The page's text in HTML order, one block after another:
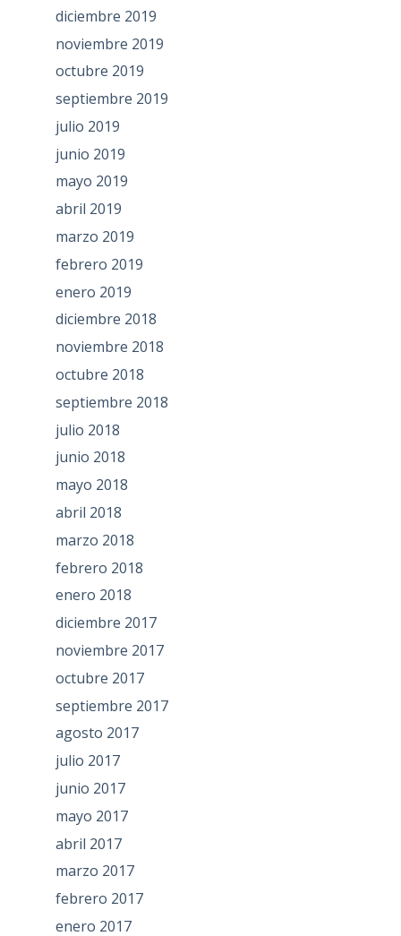
diciembre 2019
noviembre 2019
octubre 2019
septiembre 2019
julio 2019
junio 2019
mayo 2019
abril 2019
marzo 2019
febrero 2019
enero 2019
diciembre 2018
noviembre 2018
octubre 2018
septiembre 2018
julio 2018
junio 2018
mayo 2018
abril 2018
marzo 2018
febrero 2018
enero 2018
diciembre 2017
noviembre 2017
octubre 2017
septiembre 2017
agosto 2017
julio 2017
junio 2017
mayo 2017
abril 2017
marzo 2017
febrero 2017
enero 2017